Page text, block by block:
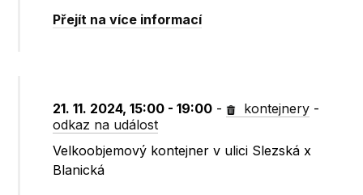
Přejít na více informací
21. 11. 2024, 15:00 - 19:00 - kontejnery -
odkaz na událost
Velkoobjemový kontejner v ulici Slezská x
Blanická